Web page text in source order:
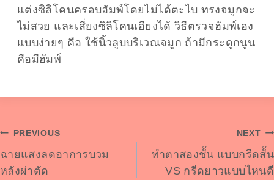
แต่งซิลิโคนครอบฮัมพ์โดยไม่ได้ตะไบ ทรงจมูกจะ
ไม่สวย และเสี่ยงซิลิโคนเอียงได้ วิธีตรวจฮัมพ์เอง
แบบง่ายๆ คือ ใช้นิ้วลูบบริเวณจมูก ถ้ามีกระดูกนูน
คือมีฮัมพ์
Post
Navigation
PREVIOUS
ฉายแสงลดอาการบวม
หลังผ่าตัด
NEXT
ทำตาสองชั้น แบบกรีดสั้น
VS กรีดยาวแบบไหนดี